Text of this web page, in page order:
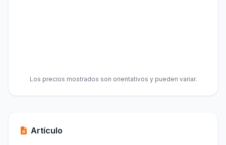
Los precios mostrados son orientativos y pueden variar.
Artículo